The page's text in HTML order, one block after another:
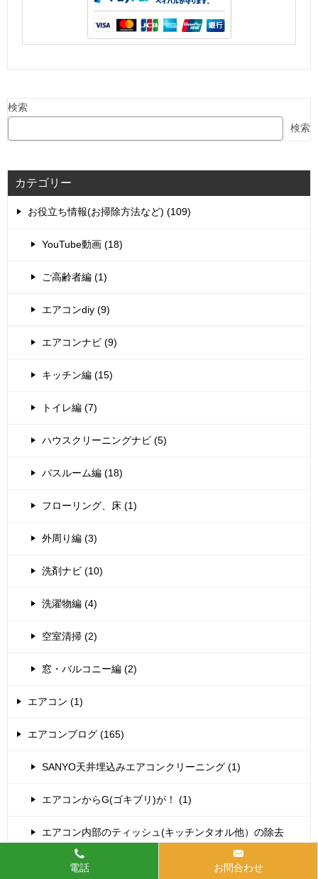
検索
検索
カテゴリー
お役立ち情報(お掃除方法など) (109)
YouTube動画 (18)
ご高齢者編 (1)
エアコンdiy (9)
エアコンナビ (9)
キッチン編 (15)
トイレ編 (7)
ハウスクリーニングナビ (5)
バスルーム編 (18)
フローリング、床 (1)
外周り編 (3)
洗剤ナビ (10)
洗濯物編 (4)
空室清掃 (2)
窓・バルコニー編 (2)
エアコン (1)
エアコンブログ (165)
SANYO天井埋込みエアコンクリーニング (1)
エアコンからG(ゴキブリ)が！ (1)
エアコン内部のティッシュ(キッチンタオル他）の除去
電話 お問合わせ